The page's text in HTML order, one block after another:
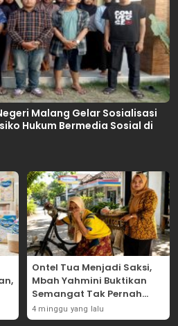
Malang Gelar Sosialisasi
Hukum Bermedia Sosial di
Ontel Tua Menjadi Saksi,
Mbah Yahmini Buktikan
Semangat Tak Pernah
Menua
4 minggu yang lalu